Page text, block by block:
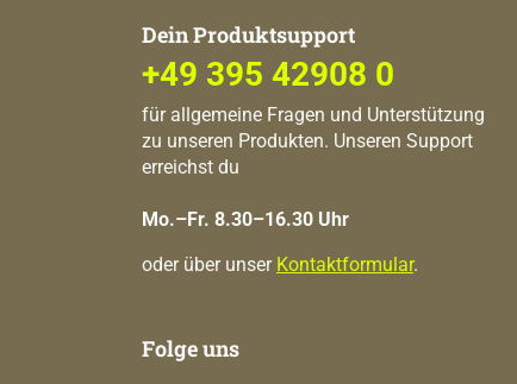
Dein Produktsupport
+49 395 42908 0
für allgemeine Fragen und Unterstützung
zu unseren Produkten. Unseren Support
erreichst du
Mo.–Fr. 8.30–16.30 Uhr
oder über unser Kontaktformular.
Folge uns